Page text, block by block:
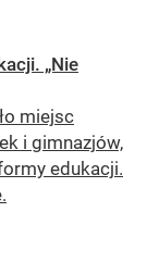
„Nie
miejsc
i gimnazjów,
edukacji.